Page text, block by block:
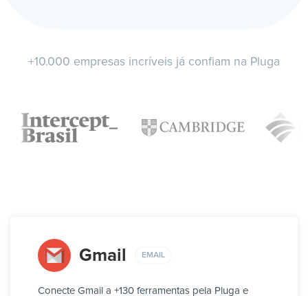
+10.000 empresas incríveis já confiam na Pluga
Gmail EMAIL
Conecte Gmail a +130 ferramentas pela Pluga e